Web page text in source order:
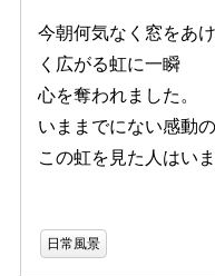
今朝何気なく窓をあ
く広がる虹に一瞬
心を奪われました。
いままでにない感動
この虹を見た人はい
日常風景